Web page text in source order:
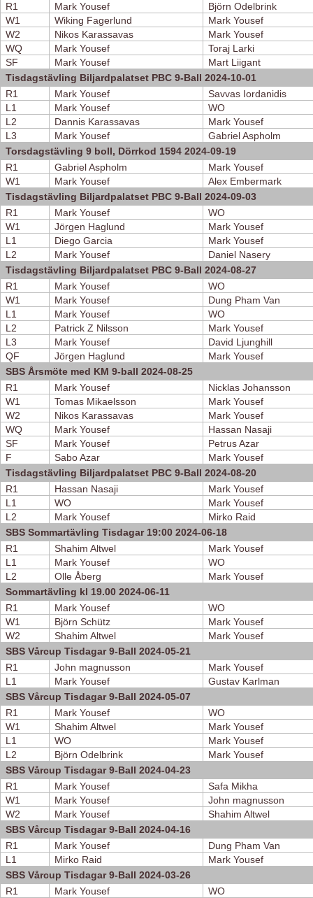
R1
Mark Yousef
Björn Odelbrink
W1
Wiking Fagerlund
Mark Yousef
W2
Nikos Karassavas
Mark Yousef
WQ
Mark Yousef
Toraj Larki
SF
Mark Yousef
Mart Liigant
Tisdagstävling Biljardpalatset PBC 9-Ball 2024-10-01
R1
Mark Yousef
Savvas Iordanidis
L1
Mark Yousef
WO
L2
Dannis Karassavas
Mark Yousef
L3
Mark Yousef
Gabriel Aspholm
Torsdagstävling 9 boll, Dörrkod 1594 2024-09-19
R1
Gabriel Aspholm
Mark Yousef
W1
Mark Yousef
Alex Embermark
Tisdagstävling Biljardpalatset PBC 9-Ball 2024-09-03
R1
Mark Yousef
WO
W1
Jörgen Haglund
Mark Yousef
L1
Diego Garcia
Mark Yousef
L2
Mark Yousef
Daniel Nasery
Tisdagstävling Biljardpalatset PBC 9-Ball 2024-08-27
R1
Mark Yousef
WO
W1
Mark Yousef
Dung Pham Van
L1
Mark Yousef
WO
L2
Patrick Z Nilsson
Mark Yousef
L3
Mark Yousef
David Ljunghill
QF
Jörgen Haglund
Mark Yousef
SBS Årsmöte med KM 9-ball 2024-08-25
R1
Mark Yousef
Nicklas Johansson
W1
Tomas Mikaelsson
Mark Yousef
W2
Nikos Karassavas
Mark Yousef
WQ
Mark Yousef
Hassan Nasaji
SF
Mark Yousef
Petrus Azar
F
Sabo Azar
Mark Yousef
Tisdagstävling Biljardpalatset PBC 9-Ball 2024-08-20
R1
Hassan Nasaji
Mark Yousef
L1
WO
Mark Yousef
L2
Mark Yousef
Mirko Raid
SBS Sommartävling Tisdagar 19:00 2024-06-18
R1
Shahim Altwel
Mark Yousef
L1
Mark Yousef
WO
L2
Olle Åberg
Mark Yousef
Sommartävling kl 19.00 2024-06-11
R1
Mark Yousef
WO
W1
Björn Schütz
Mark Yousef
W2
Shahim Altwel
Mark Yousef
SBS Vårcup Tisdagar 9-Ball 2024-05-21
R1
John magnusson
Mark Yousef
L1
Mark Yousef
Gustav Karlman
SBS Vårcup Tisdagar 9-Ball 2024-05-07
R1
Mark Yousef
WO
W1
Shahim Altwel
Mark Yousef
L1
WO
Mark Yousef
L2
Björn Odelbrink
Mark Yousef
SBS Vårcup Tisdagar 9-Ball 2024-04-23
R1
Mark Yousef
Safa Mikha
W1
Mark Yousef
John magnusson
W2
Mark Yousef
Shahim Altwel
SBS Vårcup Tisdagar 9-Ball 2024-04-16
R1
Mark Yousef
Dung Pham Van
L1
Mirko Raid
Mark Yousef
SBS Vårcup Tisdagar 9-Ball 2024-03-26
R1
Mark Yousef
WO